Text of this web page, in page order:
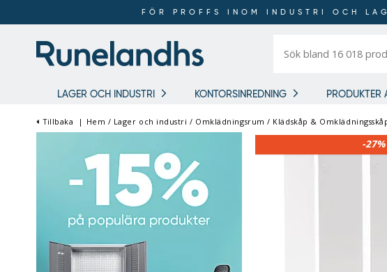
FÖR PROFFS INOM INDUSTRI OCH
bland
LAGER OCH INDUSTRI KONTORSINREDNING
FÖR PROFFS INOM
INDUSTRI OCH LAGER
Tillbaka | Hem / Lager och industri / Omklädningsrum / Klädskåp &
-27%